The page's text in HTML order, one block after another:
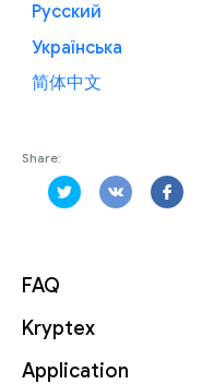
FAQ
Kryptex
Application
Русский
Українська
简体中文
Share: